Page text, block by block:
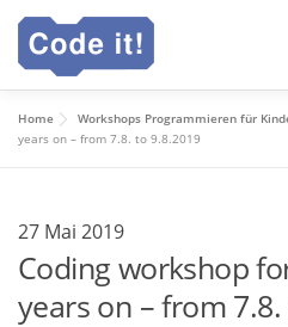
Zum
Inhalt
springen
Code it! Webakademie
Deutsch
Home Workshops Programmieren für
years on – from 7.8. to 9.8.2019
27 Mai 2019
Coding workshop
years on – from